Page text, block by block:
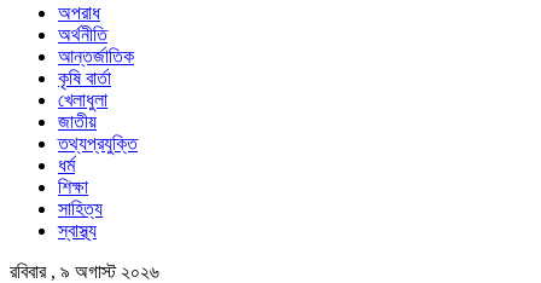
অপরাধ
অর্থনীতি
আন্তর্জাতিক
কৃষি বার্তা
খেলাধুলা
জাতীয়
তথ্যপ্রযুক্তি
ধর্ম
শিক্ষা
সাহিত্য
স্বাস্থ্য
রবিবার , ৯ অগাস্ট ২০২৬